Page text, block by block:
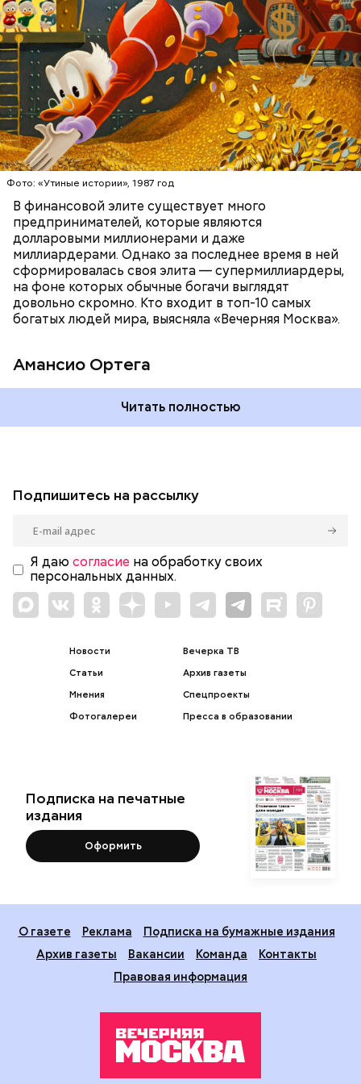
Фото: «Утиные истории», 1987 год
В финансовой элите существует много
предпринимателей, которые являются
долларовыми миллионерами и даже
миллиардерами. Однако за последнее время в ней
сформировалась своя элита — супермиллиардеры,
на фоне которых обычные богачи выглядят
довольно скромно. Кто входит в топ-10 самых
богатых людей мира, выясняла «Вечерняя Москва».
Амансио Ортега
Фото: Shutterstock
стильную одежду по доступным ценам.
Читать полностью
БОГАТСТВО
БИЗНЕС
ПРЕДПРИНИМАТЕЛИ
МИЛЛИАРДЕРЫ
ДЕНЬГИ
Подпишитесь на рассылку
Я даю согласие на обработку своих
персональных данных.
Новости
Статьи
Мнения
Фотогалереи
Вечерка ТВ
Архив газеты
Спецпроекты
Пресса в образовании
Подписка на печатные
издания
Оформить
О газете Реклама
Подписка на бумажные издания
Архив газеты
Вакансии Команда
Контакты
Правовая информация